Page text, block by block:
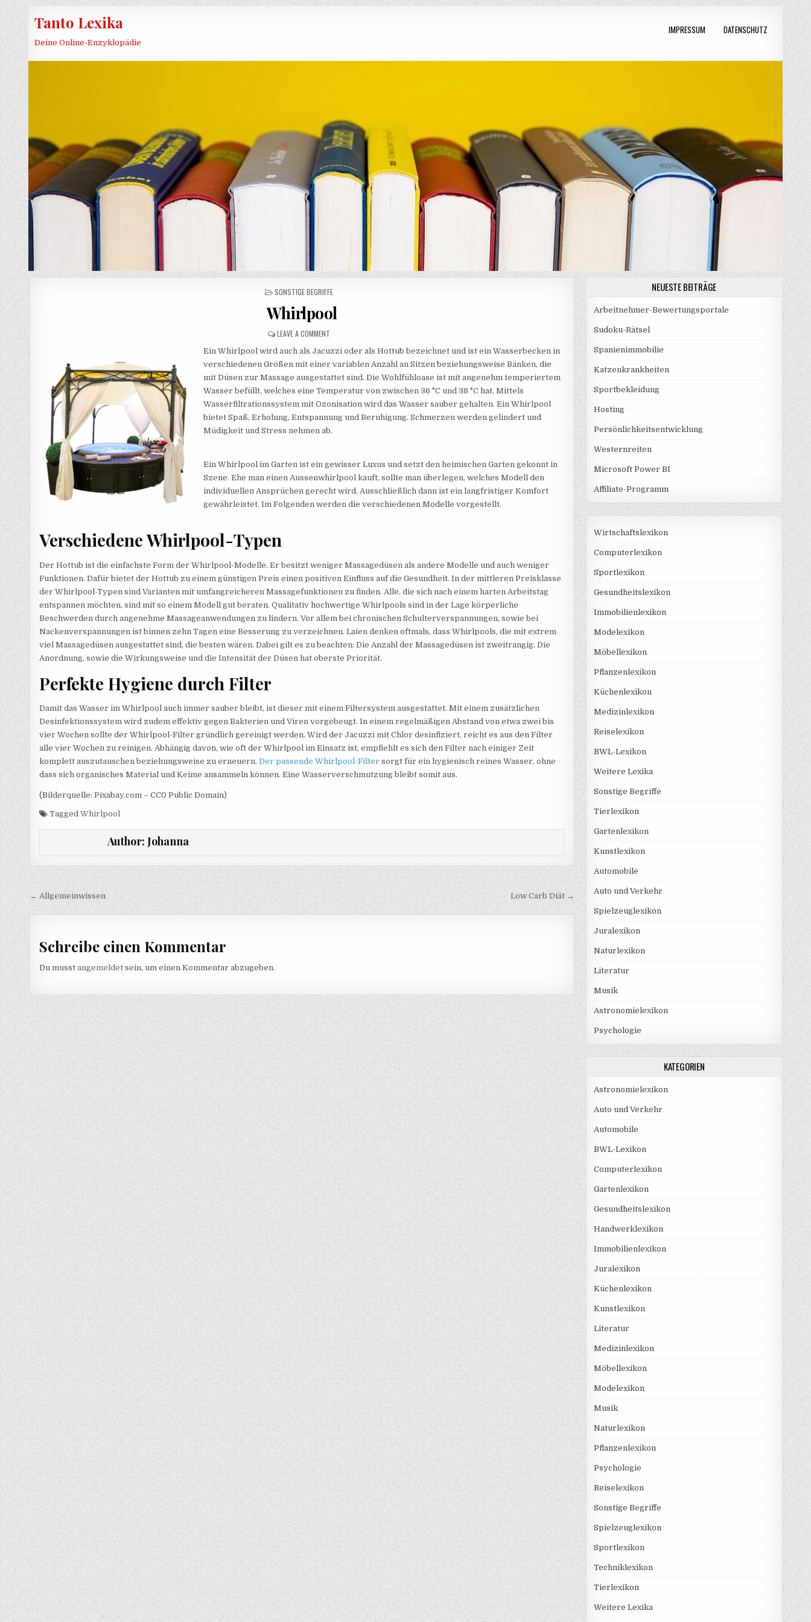
Skip to content
Tanto Lexika
Deine Online-Enzyklopädie
IMPRESSUM DATENSCHUTZ
POSTED IN
SONSTIGE BEGRIFFE
Whirlpool
LEAVE A COMMENTON WHIRLPOOL
Ein Whirlpool wird auch als Jacuzzi oder als Hottub bezeichnet und ist ein Wasserbecken in
verschiedenen Größen mit einer variablen Anzahl an Sitzen beziehungsweise Bänken, die
mit Düsen zur Massage ausgestattet sind. Die Wohlfühloase ist mit angenehm temperiertem
Wasser befüllt, welches eine Temperatur von zwischen 36 °C und 38 °C hat. Mittels
Wasserfiltrationssystem mit Ozonisation wird das Wasser sauber gehalten. Ein Whirlpool
bietet Spaß, Erholung, Entspannung und Beruhigung. Schmerzen werden gelindert und
Müdigkeit und Stress nehmen ab.
Ein Whirlpool im Garten ist ein gewisser Luxus und setzt den heimischen Garten gekonnt in
Szene. Ehe man einen Aussenwhirlpool kauft, sollte man überlegen, welches Modell den
individuellen Ansprüchen gerecht wird. Ausschließlich dann ist ein langfristiger Komfort
gewährleistet. Im Folgenden werden die verschiedenen Modelle vorgestellt.
Verschiedene Whirlpool-Typen
Der Hottub ist die einfachste Form der Whirlpool-Modelle. Er besitzt weniger Massagedüsen als andere Modelle und auch weniger
Funktionen. Dafür bietet der Hottub zu einem günstigen Preis einen positiven Einfluss auf die Gesundheit. In der mittleren Preisklasse
der Whirlpool-Typen sind Varianten mit umfangreicheren Massagefunktionen zu finden. Alle, die sich nach einem harten Arbeitstag
entspannen möchten, sind mit so einem Modell gut beraten. Qualitativ hochwertige Whirlpools sind in der Lage körperliche
Beschwerden durch angenehme Massageanwendungen zu lindern. Vor allem bei chronischen Schulterverspannungen, sowie bei
Nackenverspannungen ist binnen zehn Tagen eine Besserung zu verzeichnen. Laien denken oftmals, dass Whirlpools, die mit extrem
viel Massagedüsen ausgestattet sind, die besten wären. Dabei gilt es zu beachten: Die Anzahl der Massagedüsen ist zweitrangig. Die
Anordnung, sowie die Wirkungsweise und die Intensität der Düsen hat oberste Priorität.
Perfekte Hygiene durch Filter
Damit das Wasser im Whirlpool auch immer sauber bleibt, ist dieser mit einem Filtersystem ausgestattet. Mit einem zusätzlichen
Desinfektionssystem wird zudem effektiv gegen Bakterien und Viren vorgebeugt. In einem regelmäßigen Abstand von etwa zwei bis
vier Wochen sollte der Whirlpool-Filter gründlich gereinigt werden. Wird der Jacuzzi mit Chlor desinfiziert, reicht es aus den Filter
alle vier Wochen zu reinigen. Abhängig davon, wie oft der Whirlpool im Einsatz ist, empfiehlt es sich den Filter nach einiger Zeit
komplett auszutauschen beziehungsweise zu erneuern.Der passende Whirlpool-Filter sorgt für ein hygienisch reines Wasser, ohne
dass sich organisches Material und Keime ansammeln können. Eine Wasserverschmutzung bleibt somit aus.
(Bilderquelle: Pixabay.com – CC0 Public Domain)
TaggedWhirlpool
Author: Johanna
Beitragsnavigation
← Allgemeinwissen Low Carb Diät →
Schreibe einen Kommentar
Du musstangemeldet sein, um einen Kommentar abzugeben.
NEUESTE BEITRÄGE
Arbeitnehmer-Bewertungsportale
Sudoku-Rätsel
Spanienimmobilie
Katzenkrankheiten
Sportbekleidung
Hosting
Persönlichkeitsentwicklung
Westernreiten
Microsoft Power BI
Affiliate-Programm
Wirtschaftslexikon
Computerlexikon
Sportlexikon
Gesundheitslexikon
Immobilienlexikon
Modelexikon
Möbellexikon
Pflanzenlexikon
Küchenlexikon
Medizinlexikon
Reiselexikon
BWL-Lexikon
Weitere Lexika
Sonstige Begriffe
Tierlexikon
Gartenlexikon
Kunstlexikon
Automobile
Auto und Verkehr
Spielzeuglexikon
Juralexikon
Naturlexikon
Literatur
Musik
Astronomielexikon
Psychologie
KATEGORIEN
Astronomielexikon
Auto und Verkehr
Automobile
BWL-Lexikon
Computerlexikon
Gartenlexikon
Gesundheitslexikon
Handwerklexikon
Immobilienlexikon
Juralexikon
Küchenlexikon
Kunstlexikon
Literatur
Medizinlexikon
Möbellexikon
Modelexikon
Musik
Naturlexikon
Pflanzenlexikon
Psychologie
Reiselexikon
Sonstige Begriffe
Spielzeuglexikon
Sportlexikon
Techniklexikon
Tierlexikon
Weitere Lexika